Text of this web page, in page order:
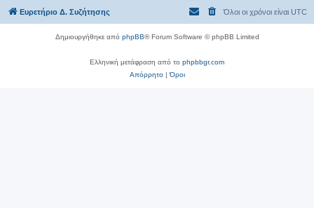
Ευρετήριο Δ. Συζήτησης Όλοι οι χρόνοι είναι UTC
Δημιουργήθηκε από phpBB® Forum Software © phpBB Limited
Ελληνική μετάφραση από το phpbbgr.com
Απόρρητο|Όροι